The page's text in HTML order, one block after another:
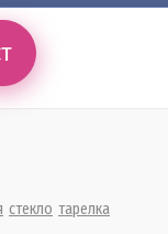
стекло тарелка